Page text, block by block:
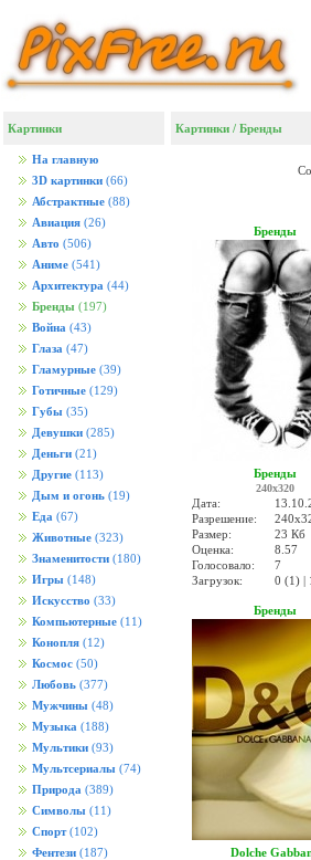
Картинки
На главную
3D картинки (66)
Абстрактные (88)
Авиация (26)
Авто (506)
Аниме (541)
Архитектура (44)
Бренды (197)
Война (43)
Глаза (47)
Гламурные (39)
Готичные (129)
Губы (35)
Девушки (285)
Деньги (21)
Другие (113)
Дым и огонь (19)
Еда (67)
Животные (323)
Знаменитости (180)
Игры (148)
Искусство (33)
Компьютерные (11)
Конопля (12)
Космос (50)
Любовь (377)
Мужчины (48)
Музыка (188)
Мультики (93)
Мультсериалы (74)
Природа (389)
Символы (11)
Спорт (102)
Фентези (187)
Картинки / Бренды
Бренды
Бренды
240x320
Дата:
Разрешение:
Размер:
23 Кб
Оценка:
8.57
Голосовало:
7
Загрузок:
0 (1) |
Бренды
Dolche